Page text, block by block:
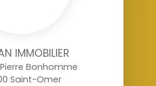
IMMOBILIER
Bonhomme
Saint-Omer